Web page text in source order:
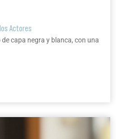
Actores
capa negra y blanca, con una